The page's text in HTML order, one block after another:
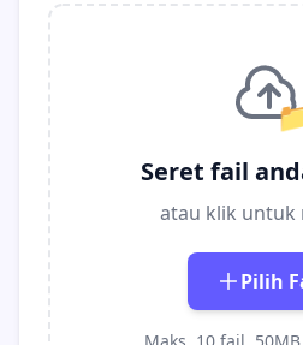
Seret fail
atau klik untuk
Pilih